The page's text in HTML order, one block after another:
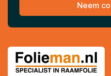
Neem